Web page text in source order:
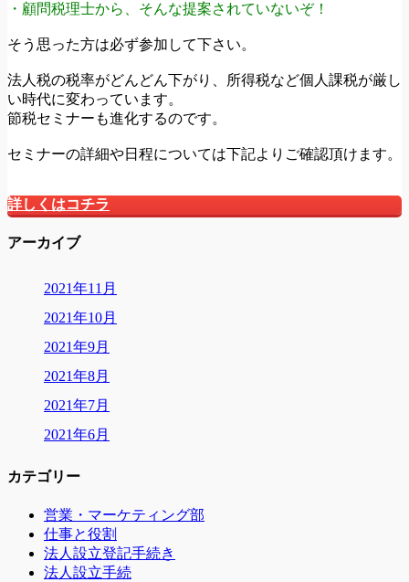
・顧問税理士から、そんな提案されていないぞ！
そう思った方は必ず参加して下さい。
法人税の税率がどんどん下がり、所得税など個人課税が厳し
い時代に変わっています。
節税セミナーも進化するのです。
セミナーの詳細や日程については下記よりご確認頂けます。
詳しくはコチラ
アーカイブ
2021年11月
2021年10月
2021年9月
2021年8月
2021年7月
2021年6月
カテゴリー
営業・マーケティング部
仕事と役割
法人設立登記手続き
法人設立手続